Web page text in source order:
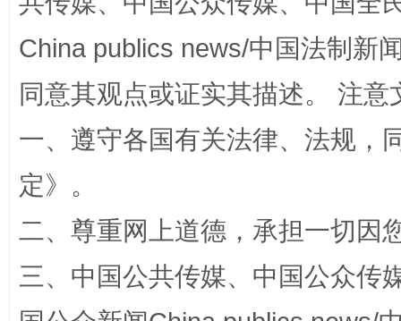
阿坝州三大球赛在茂县开幕 规模
China publics news/中国法制新
同意其观点或证实其描述。 注
一、遵守各国有关法律、法规，
定》。
二、尊重网上道德，承担一切因
三、中国公共传媒、中国公众传